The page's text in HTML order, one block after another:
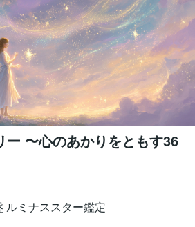
ー 〜心のあかりをともす36
ルミナススター鑑定